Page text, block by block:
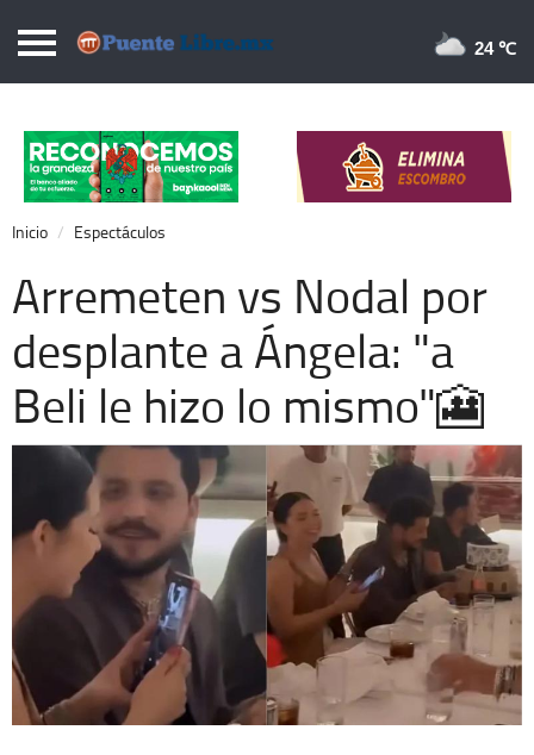
Puentelibre.mx
Local
Nacional
Opinión
Cronos
Economía
Espectáculos
24 ℃
Inicio Espectáculos
Arremeten vs Nodal por
desplante a Ángela: "a
Beli le hizo lo mismo"🎦